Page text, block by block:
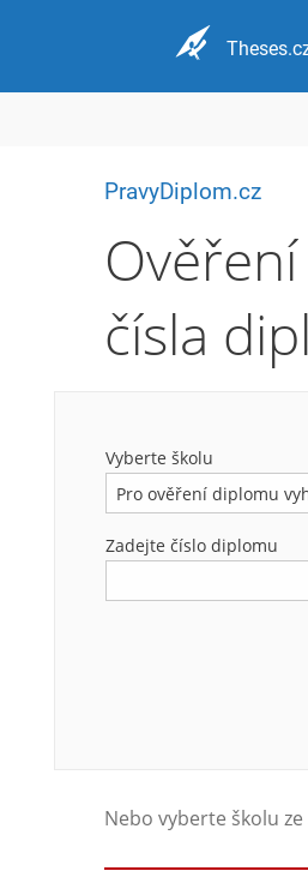
PravyDiplom.cz
čísla
Vyberte školu
Pro ověření diplomu
Zadejte číslo diplomu
Nebo vyberte školu